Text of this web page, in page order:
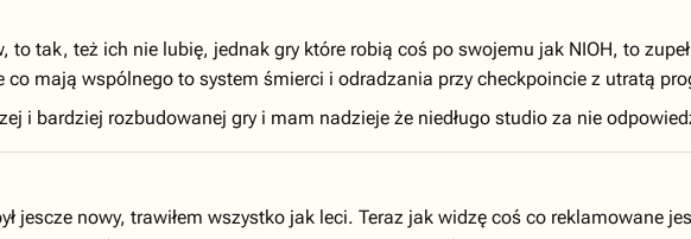
tak, też ich nie lubię, jednak gry które robią coś po swojemu jak NIOH, to
co mają wspólnego to system śmierci i odradzania przy checkpoincie z utratą
i bardziej rozbudowanej gry i mam nadzieje że niedługo studio za nie
jescze nowy, trawiłem wszystko jak leci. Teraz jak widzę coś co reklamowane